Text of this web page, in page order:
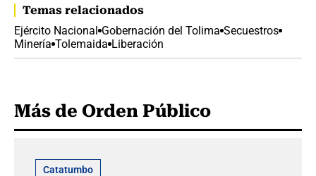
Temas relacionados
Ejército Nacional Gobernación del Tolima Secuestros
Minería Tolemaida Liberación
Más de Orden Público
Catatumbo